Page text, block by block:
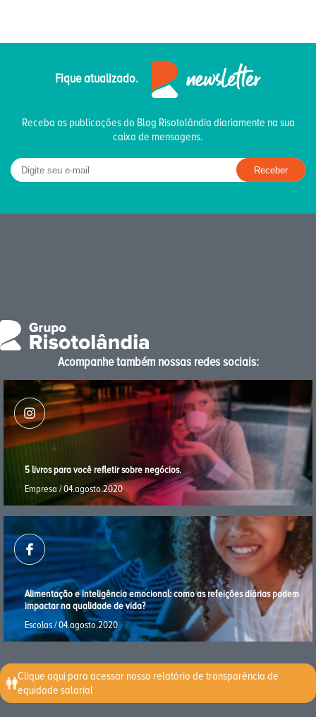
Fique atualizado.
Receba as publicações do Blog Risotolândia diariamente na sua
caixa de mensagens.
Acompanhe também nossas redes sociais:
5 livros para você reﬂetir sobre negócios.
Empresa / 04.agosto.2020
Alimentação e inteligência emocional: como as refeições diárias podem
impactar na qualidade de vida?
Escolas / 04.agosto.2020
Clique aqui para acessar nosso relatório de transparência de
equidade salarial